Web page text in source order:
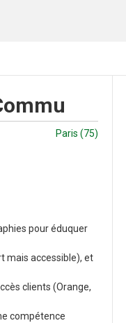
Paris (75)
pour éduquer
mais accessible), et
clients (Orange,
compétence